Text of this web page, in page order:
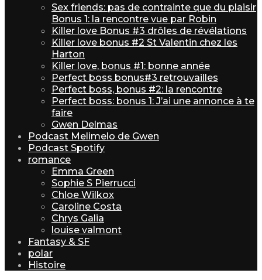
Sex friends: pas de contrainte que du plaisir
Bonus 1: la rencontre vue par Robin
Killer love Bonus #3 drôles de révélations
Killer love bonus #2 St Valentin chez les
Harton
Killer love, bonus #1: bonne année
Perfect boss bonus#3 retrouvailles
Perfect boss, bonus #2: la rencontre
Perfect boss: bonus 1: J’ai une annonce à te
faire
Gwen Delmas
Podcast Melimelo de Gwen
Podcast Spotify
romance
Emma Green
Sophie S Pierrucci
Chloe Wilkox
Caroline Costa
Chrys Galia
louise valmont
Fantasy & SF
polar
Histoire